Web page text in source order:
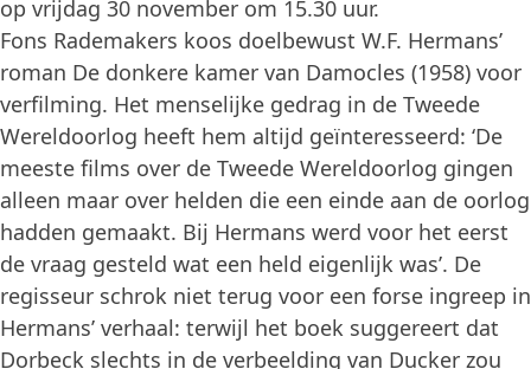
op vrijdag 30 november om 15.30 uur.
Fons Rademakers koos doelbewust W.F. Hermans’
roman De donkere kamer van Damocles (1958) voor
verfilming. Het menselijke gedrag in de Tweede
Wereldoorlog heeft hem altijd geïnteresseerd: ‘De
meeste films over de Tweede Wereldoorlog gingen
alleen maar over helden die een einde aan de oorlog
hadden gemaakt. Bij Hermans werd voor het eerst
de vraag gesteld wat een held eigenlijk was’. De
regisseur schrok niet terug voor een forse ingreep in
Hermans’ verhaal: terwijl het boek suggereert dat
Dorbeck slechts in de verbeelding van Ducker zou